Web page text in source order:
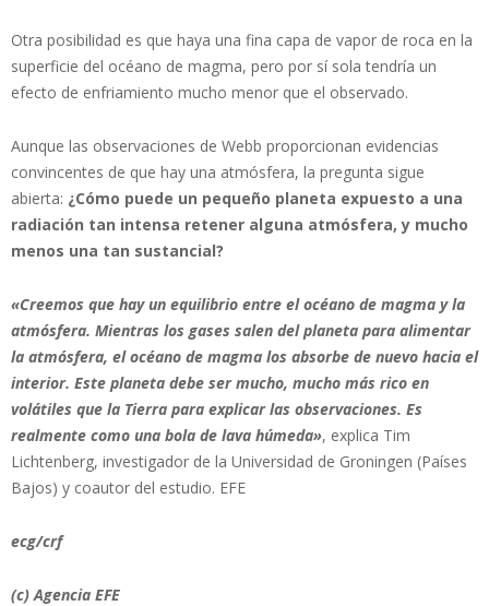
Otra posibilidad es que haya una fina capa de vapor de roca en la
superficie del océano de magma, pero por sí sola tendría un
efecto de enfriamiento mucho menor que el observado.
Aunque las observaciones de Webb proporcionan evidencias
convincentes de que hay una atmósfera, la pregunta sigue
abierta: ¿Cómo puede un pequeño planeta expuesto a una
radiación tan intensa retener alguna atmósfera, y mucho
menos una tan sustancial?
«Creemos que hay un equilibrio entre el océano de magma y la
atmósfera. Mientras los gases salen del planeta para alimentar
la atmósfera, el océano de magma los absorbe de nuevo hacia el
interior. Este planeta debe ser mucho, mucho más rico en
volátiles que la Tierra para explicar las observaciones. Es
realmente como una bola de lava húmeda», explica Tim
Lichtenberg, investigador de la Universidad de Groningen (Países
Bajos) y coautor del estudio. EFE
ecg/crf
(c) Agencia EFE